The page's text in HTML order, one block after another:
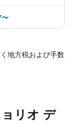
地方税および手数
リオ デ